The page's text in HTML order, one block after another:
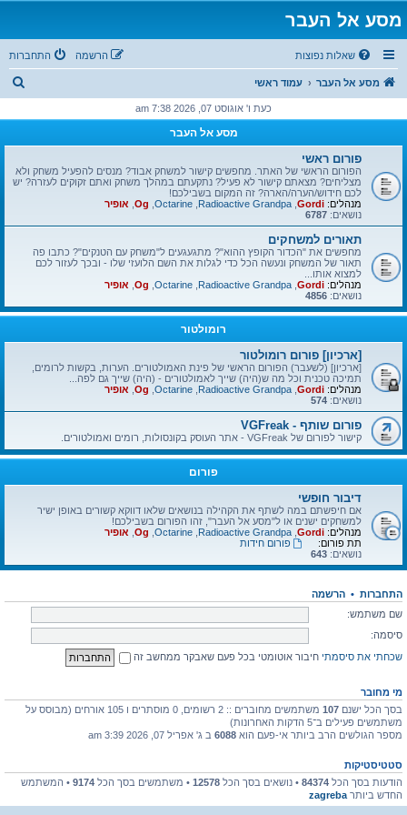
מסע אל העבר
שאלות נפוצות התחברות הרשמה
מסע אל העבר עמוד ראשי
ו
כעת ו' אוגוסט 07, 2026 7:38 am
מסע אל העבר
פורום ראשי
הפורום הראשי של האתר. מחפשים קישור למשחק אבוד? מנסים להפעיל משחק ולא
מצליחים? מצאתם קישור לא פעיל? נתקעתם במהלך משחק ואתם זקוקים לעזרה? יש
לכם חידוש/הערה/הארה? זה המקום בשבילכם!
מנהלים: Gordi
Radioactive Grandpa
Octarine
Og אופיר
נושאים: 6787
תאורים למשחקים
מחפשים את "הכדור הקופץ ההוא"? מתגעגעים ל"משחק עם הטנקים"? כתבו פה
תאור של המשחק ונעשה הכל כדי לגלות את השם הלועזי שלו - ובכך לעזור לכם
למצוא אותו...
מנהלים: Gordi
Radioactive Grandpa
Octarine
Og אופיר
נושאים: 4856
רומולטור
[ארכיון] פורום רומולטור
[ארכיון] (לשעבר) הפורום הראשי של פינת האמולטורים. הערות, בקשות לרומים,
תמיכה טכנית וכל מה ש(היה) שייך לאמולטורים - (היה) שייך גם לפה...
מנהלים: Gordi
Radioactive Grandpa
Octarine
Og אופיר
נושאים: 574
פורום שותף - VGFreak
קישור לפורום של VGFreak - אתר העוסק בקונסולות, רומים ואמולטורים.
פורום
דיבור חופשי
אם חיפשתם במה לשתף את הקהילה בנושאים שלאו דווקא קשורים באופן ישיר
למשחקים ישנים או ל"מסע אל העבר", זהו הפורום בשבילכם!
מנהלים: Gordi
Radioactive Grandpa
Octarine
Og אופיר
תת פורום:
פורום חידות
נושאים: 643
התחברות • הרשמה
שם משתמש:
סיסמה:
שכחתי את סיסמתי חיבור אוטומטי בכל פעם שאבקר ממחשב זה
מי מחובר
בסך הכל ישנם 107
משתמשים מחוברים :: 2 רשומים, 0 מוסתרים ו 105 אורחים (מבוסס על
משתמשים פעילים ב־5 הדקות האחרונות)
מספר הגולשים הרב ביותר אי-פעם הוא 6088 ב ג' אפריל 07, 2026 3:39 am
סטטיסטיקות
הודעות בסך הכל 84374 • נושאים בסך הכל 12578 • משתמשים בסך הכל 9174 • המשתמש
החדש ביותר zagreba